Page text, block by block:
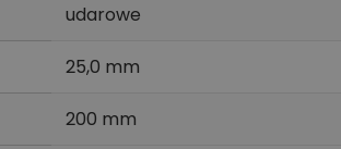
udarowe
25,0 mm
200 mm